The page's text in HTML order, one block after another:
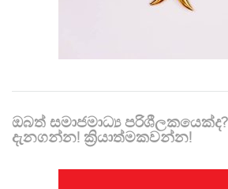
ඔබත් සමාජමාධ්‍ය
දැනගන්න! ක්‍රියාත්මකවන්න!